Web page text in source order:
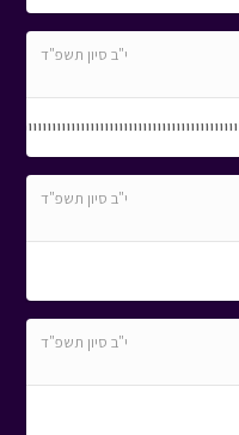
י"ב סיון תשפ"ד
י"ב סיון תשפ"ד
י"ב סיון תשפ"ד